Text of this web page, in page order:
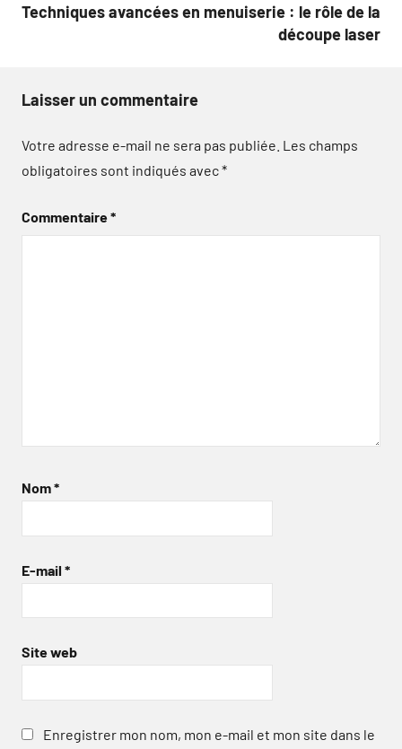
Techniques avancées en menuiserie : le rôle de la
découpe laser
Laisser un commentaire
Votre adresse e-mail ne sera pas publiée. Les champs
obligatoires sont indiqués avec*
Commentaire*
Nom*
E-mail *
Site web
Enregistrer mon nom, mon e-mail et mon site dans le